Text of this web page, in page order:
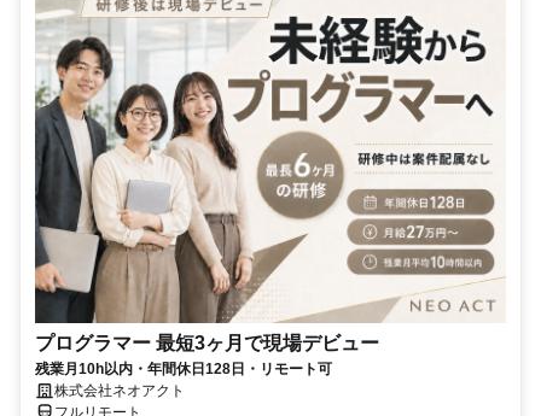
プログラマー 最短3ヶ月で現場デビュー
残業月10h以内・年間休日128日・リモート可
株式会社ネオアクト
フルリモート